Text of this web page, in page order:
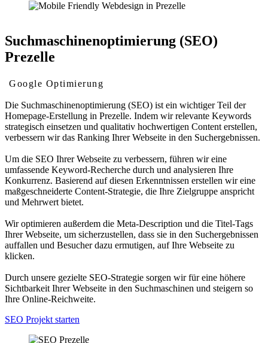
Suchmaschinenoptimierung (SEO)
Prezelle
Google Optimierung
Die Suchmaschinenoptimierung (SEO) ist ein wichtiger Teil der
Homepage-Erstellung in Prezelle. Indem wir relevante Keywords
strategisch einsetzen und qualitativ hochwertigen Content erstellen,
verbessern wir das Ranking Ihrer Webseite in den Suchergebnissen.
Um die SEO Ihrer Webseite zu verbessern, führen wir eine
umfassende Keyword-Recherche durch und analysieren Ihre
Konkurrenz. Basierend auf diesen Erkenntnissen erstellen wir eine
maßgeschneiderte Content-Strategie, die Ihre Zielgruppe anspricht
und Mehrwert bietet.
Wir optimieren außerdem die Meta-Description und die Titel-Tags
Ihrer Webseite, um sicherzustellen, dass sie in den Suchergebnissen
auffallen und Besucher dazu ermutigen, auf Ihre Webseite zu
klicken.
Durch unsere gezielte SEO-Strategie sorgen wir für eine höhere
Sichtbarkeit Ihrer Webseite in den Suchmaschinen und steigern so
Ihre Online-Reichweite.
SEO Projekt starten